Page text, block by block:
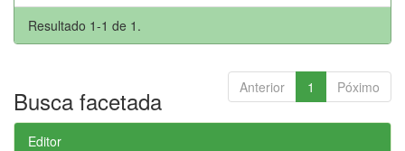
Resultado 1-1 de 1.
Anterior 1 Póximo
Busca facetada
Editor